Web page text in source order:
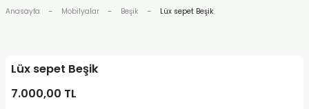
Anasayfa Mobilyalar Beşik Lüx sepet Beşik
Lüx sepet Beşik
7.000,00 TL